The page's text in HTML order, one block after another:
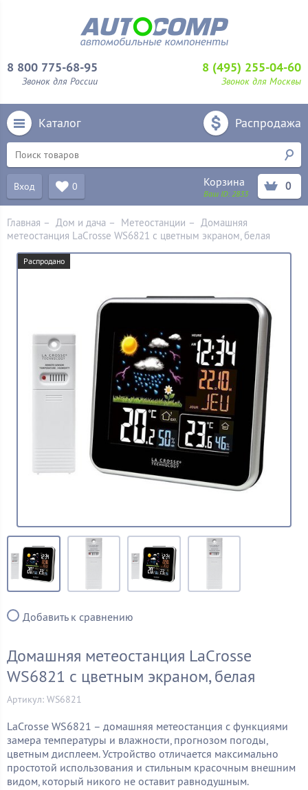
8 800 775-68-95
Звонок для России
8 (495) 255-04-60
Звонок для Москвы
Каталог Распродажа
Вход 0 Корзина
Ваш ID: 2833
0
Главная – Дом и дача – Метеостанции – Домашняя
метеостанция LaCrosse WS6821 с цветным экраном, белая
Распродано
Добавить к сравнению
Домашняя метеостанция LaCrosse
WS6821 с цветным экраном, белая
Артикул: WS6821
LaCrosse WS6821 – домашняя метеостанция с функциями
замера температуры и влажности, прогнозом погоды,
цветным дисплеем. Устройство отличается максимально
простотой использования и стильным красочным внешним
видом, который никого не оставит равнодушным.